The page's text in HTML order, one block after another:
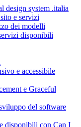
design system .italia
e servizi
dei modelli
disponibili
e accessibile
e Graceful
del software
disponibili con Can I